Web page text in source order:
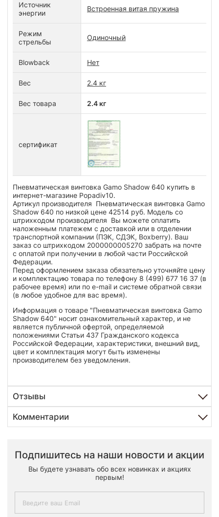
Источник
энергии
Встроенная витая пружина
Режим
стрельбы
Одиночный
Blowback Нет
Вес 2.4 кг
Вес товара 2.4 кг
сертификат
Пневматическая винтовка Gamo Shadow 640 купить в
интернет-магазине Popadiv10.
Артикул производителя Пневматическая винтовка Gamo
Shadow 640 по низкой цене 42514 руб. Модель со
штрихкодом производителя Вы можете оплатить
наложенным платежем с доставкой или в отделении
транспортной компании (ПЭК, СДЭК, Boxberry). Ваш
заказ со штрихкодом 2000000005270 забрать на почте
с оплатой при получении в любой части Российской
Федерации.
Перед оформлением заказа обязательно уточняйте цену
и комплектацию товара по телефону 8 (499) 677 16 37 (в
рабочее время) или по e-mail и системе обратной связи
(в любое удобное для вас время).
Информация о товаре "Пневматическая винтовка Gamo
Shadow 640" носит ознакомительный характер, и не
является публичной офертой, определяемой
положениями Статьи 437 Гражданского кодекса
Российской Федерации, характеристики, внешний вид,
цвет и комплектация могут быть изменены
производителем без уведомления.
Отзывы
Комментарии
Подпишитесь на наши новости и акции
Вы будете узнавать обо всех новинках и акциях
первым!